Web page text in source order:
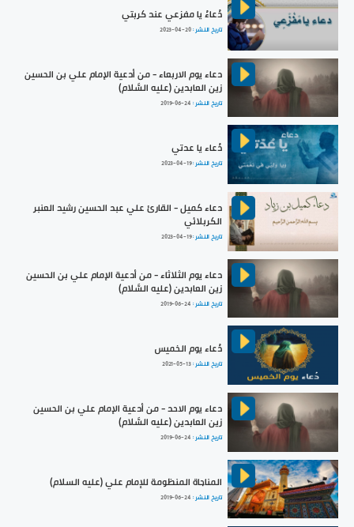
دُعاءُ يا مفزعي عند كربتي
تاريخ النشر :2023-04-20
دعاء يوم الاربعاء - من أدعية الإمام علي بن الحسين
زين العابدين (عليه السَّلام)
تاريخ النشر : 2019-06-24
دُعاء يا عدتي
تاريخ النشر :2023-04-19
دعاء كميل - القارئ علي عبد الحسين رشيد العنبر
الكربلائي
تاريخ النشر :2023-04-19
دعاء يوم الثلاثاء - من أدعية الإمام علي بن الحسين
زين العابدين (عليه السَّلام)
تاريخ النشر : 2019-06-24
دُعاء يوم الخميس
تاريخ النشر :2021-05-13
دعاء يوم الاحد - من أدعية الإمام علي بن الحسين
زين العابدين (عليه السَّلام)
تاريخ النشر : 2019-06-24
المناجاة المنظومة للإمام علي (عليه السلام)
تاريخ النشر : 2019-06-24